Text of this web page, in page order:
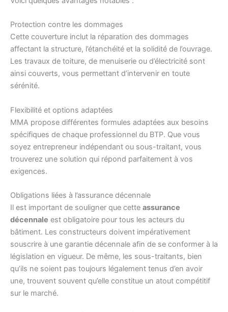
Protection contre les dommages
Cette couverture inclut la réparation des dommages
affectant la structure, l’étanchéité et la solidité de l’ouvrage.
Les travaux de toiture, de menuiserie ou d’électricité sont
ainsi couverts, vous permettant d’intervenir en toute
sérénité.
Flexibilité et options adaptées
MMA propose différentes formules adaptées aux besoins
spécifiques de chaque professionnel du BTP. Que vous
soyez entrepreneur indépendant ou sous-traitant, vous
trouverez une solution qui répond parfaitement à vos
exigences.
Obligations liées à l’assurance décennale
Il est important de souligner que cette assurance
décennale est obligatoire pour tous les acteurs du
bâtiment. Les constructeurs doivent impérativement
souscrire à une garantie décennale afin de se conformer à la
législation en vigueur. De même, les sous-traitants, bien
qu’ils ne soient pas toujours légalement tenus d’en avoir
une, trouvent souvent qu’elle constitue un atout compétitif
sur le marché.